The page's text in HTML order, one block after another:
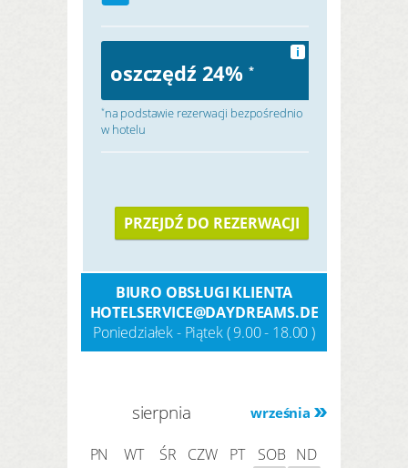
oszczędź 24% *
i
*na podstawie rezerwacji bezpośrednio
w hotelu
PRZEJDŹ DO REZERWACJI
BIURO OBSŁUGI KLIENTA
HOTELSERVICE@DAYDREAMS.DE
Poniedziałek - Piątek ( 9.00 - 18.00 )
września
sierpnia
PN WT ŚR CZW PT SOB ND